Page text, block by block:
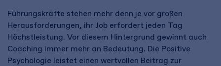
Führungskräfte stehen mehr denn je vor großen
Herausforderungen, ihr Job erfordert jeden Tag
Höchstleistung. Vor diesem Hintergrund gewinnt auch
Coaching immer mehr an Bedeutung. Die Positive
Psychologie leistet einen wertvollen Beitrag zur